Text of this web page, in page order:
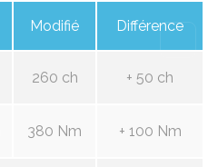
Modifié Différence
260 ch + 50 ch
380 Nm + 100 Nm